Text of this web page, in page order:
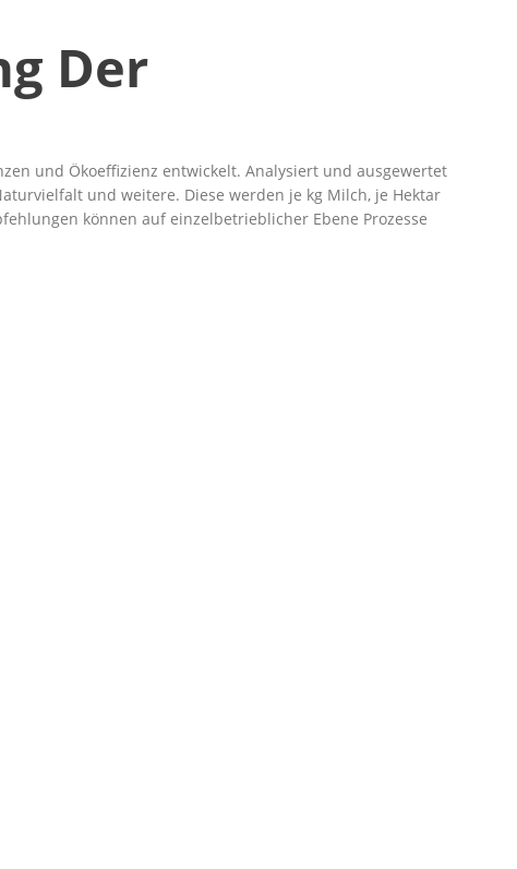
Der
und Ökoeffizienz entwickelt. Analysiert und ausgewertet
und weitere. Diese werden je kg Milch, je Hektar
können auf einzelbetrieblicher Ebene Prozesse